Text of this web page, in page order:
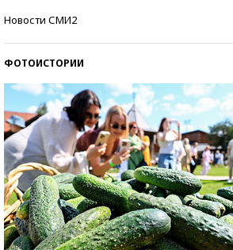
Новости СМИ2
ФОТОИСТОРИИ